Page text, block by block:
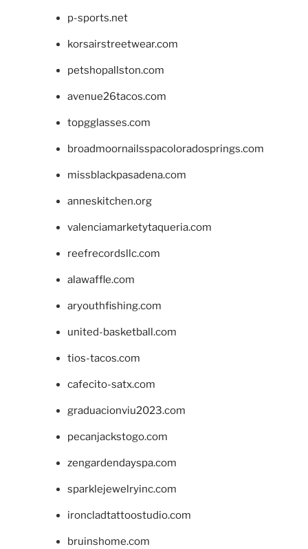
p-sports.net
korsairstreetwear.com
petshopallston.com
avenue26tacos.com
topgglasses.com
broadmoornailsspacoloradosprings.com
missblackpasadena.com
anneskitchen.org
valenciamarketytaqueria.com
reefrecordsllc.com
alawaffle.com
aryouthfishing.com
united-basketball.com
tios-tacos.com
cafecito-satx.com
graduacionviu2023.com
pecanjackstogo.com
zengardendayspa.com
sparklejewelryinc.com
ironcladtattoostudio.com
bruinshome.com